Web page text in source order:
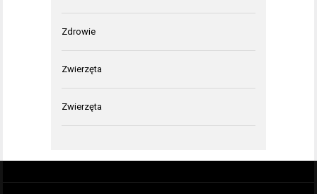
Zdrowie
Zwierzęta
Zwierzęta